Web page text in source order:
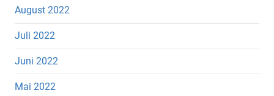
August 2022
Juli 2022
Juni 2022
Mai 2022